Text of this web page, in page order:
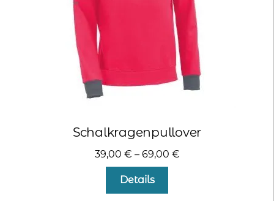
Produktseite
gewählt
werden
Schalkragenpullover
39,00 € – 69,00 €
Details